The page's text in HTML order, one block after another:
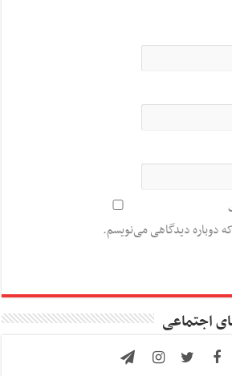
دوباره دیدگاهی می‌نویسم.
اجتماعی